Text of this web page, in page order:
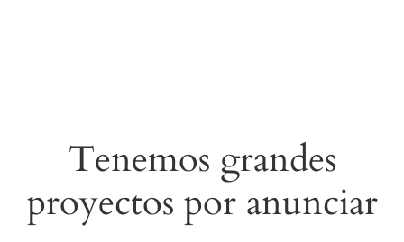
Tenemos grandes
proyectos por anunciar